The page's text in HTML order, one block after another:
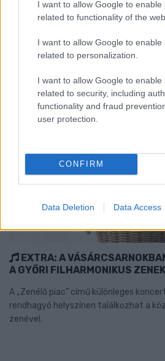
I want to allow Google to enable
related to functionality of the
I want to allow Google to enable
related to personalization.
I want to allow Google to enable
related to security, including
functionality and fraud
user protection.
CONFIRM
Data Deletion Data Access
7–8-án.
EXTRA: A
A GYŐRI FILHARMONIKUS
A „Zenélő piac” című különleges
rendhagyó helyszínen találkozhat a
zenével.